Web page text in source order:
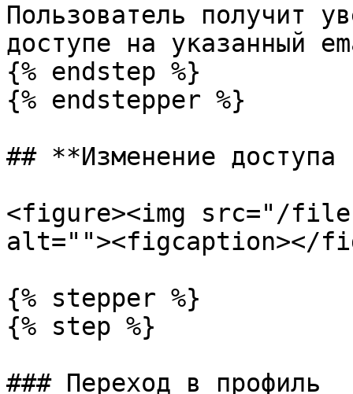
Пользователь получит
доступе на указанный
{% endstep %}
{% endstepper %}
## **Изменение доступа
<figure><img src="/files/
alt=""><figcaption></
{% stepper %}
{% step %}
### Переход в профиль